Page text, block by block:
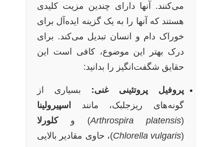
می‌کنند. آنها دارای چندین مزیت کلیدی
هستند که آنها را به یک گزینه ایده‌آل برای
خوراک دام و انسان تبدیل می‌کند. برای
درک بهتر این موضوع، کافی است این
حقایق شگفت‌انگیز را بدانید:
پروفیل پروتئینی غنی: بسیاری از
گونه‌های ریزجلبک، مانند
اسپیرولینا
(
Arthrospira platensis) وکلورلا
(
Chlorella vulgaris)، حاوی مقادیر بالایی